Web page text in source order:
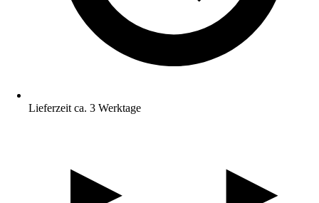
Lieferzeit ca. 3 Werktage